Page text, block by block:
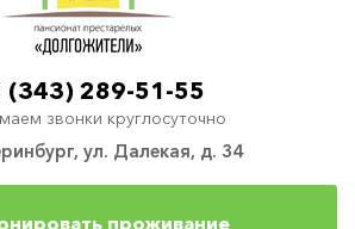
ул. Далекая, д. 34
(343) 289-51-55
звонки круглосуточно
проживание